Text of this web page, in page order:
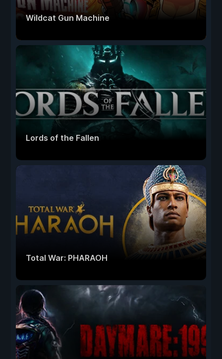
Wildcat Gun Machine
Lords of the Fallen
Total War: PHARAOH